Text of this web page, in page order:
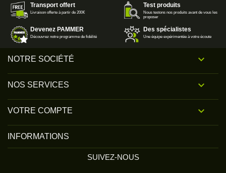
Transport offert
Livraison offerte à partir de 200€
Test produits
Nous testons nos produits avant de vous les
proposer
Devenez PAMMER
Découvrez notre programme de fidélité
Des spécialistes
Une équipe expérimentée à votre écoute
NOTRE SOCIÉTÉ 
NOS SERVICES 
VOTRE COMPTE 
INFORMATIONS
SUIVEZ-NOUS